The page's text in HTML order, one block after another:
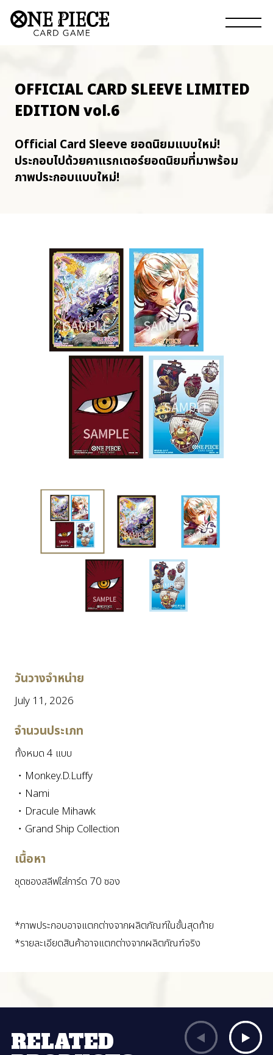
OFFICIAL CARD SLEEVE LIMITED
EDITION vol.6
Official Card Sleeve ยอดนิยมแบบใหม่!
ประกอบไปด้วยคาแรกเตอร์ยอดนิยมที่มาพร้อม
ภาพประกอบแบบใหม่!
วันวางจำหน่าย
July 11, 2026
จำนวนประเภท
ทั้งหมด 4 แบบ
・Monkey.D.Luffy
・Nami
・Dracule Mihawk
・Grand Ship Collection
เนื้อหา
ชุดซองสลีฟใส่การ์ด 70 ซอง
*ภาพประกอบอาจแตกต่างจากผลิตภัณฑ์ในขั้นสุดท้าย
*รายละเอียดสินค้าอาจแตกต่างจากผลิตภัณฑ์จริง
RELATED